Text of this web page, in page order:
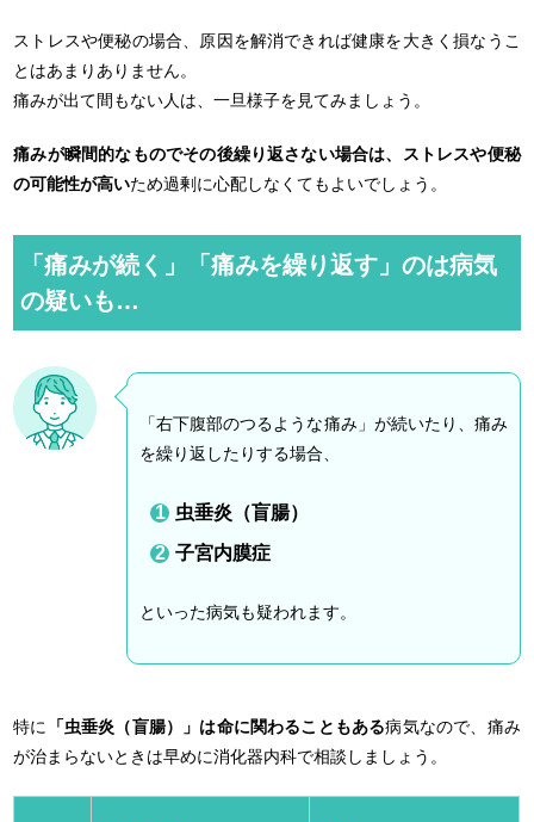
ストレスや便秘の場合、原因を解消できれば健康を大きく損なうこ
とはあまりありません。
痛みが出て間もない人は、一旦様子を見てみましょう。
痛みが瞬間的なものでその後繰り返さない場合は、ストレスや便秘
の可能性が高いため過剰に心配しなくてもよいでしょう。
「痛みが続く」「痛みを繰り返す」のは病気
の疑いも…
「右下腹部のつるような痛み」が続いたり、痛み
を繰り返したりする場合、
虫垂炎（盲腸）
子宮内膜症
といった病気も疑われます。
特に 「虫垂炎（盲腸）」は命に関わることもある病気なので、痛み
が治まらないときは早めに消化器内科で相談しましょう。